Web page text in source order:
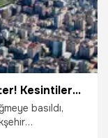
Adana’da su altyapısına dev neşter! Kesintilere karşı uyarı geldi: Bugün başlıyor
basıldı,